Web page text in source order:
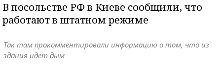
В посольстве РФ в Киеве сообщили, что
работают в штатном режиме
Так там прокомментировали информацию о том, что из
здания идет дым